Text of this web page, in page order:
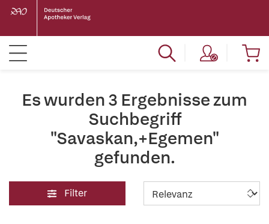
Es wurden 3 Ergebnisse zum
Suchbegriff
"Savaskan,+Egemen"
gefunden.
Filter